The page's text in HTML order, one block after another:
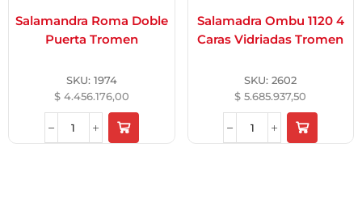
Salamandra Roma Doble
Puerta Tromen
SKU: 1974
$4.456.176,00
Salamadra Ombu 1120 4
Caras Vidriadas Tromen
SKU:2602
$ 5.685.937,50